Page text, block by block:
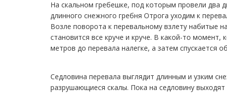
На скальном гребешке, под которым провели два
длинного снежного гребня Отрога уходим к
Возле поворота к перевальному взлету набитые
становится все круче и круче. В какой-то
метров до перевала налегке, а затем спускается
Седловина перевала выглядит длинным и узким
разрушающиеся скалы. Пока на седловину